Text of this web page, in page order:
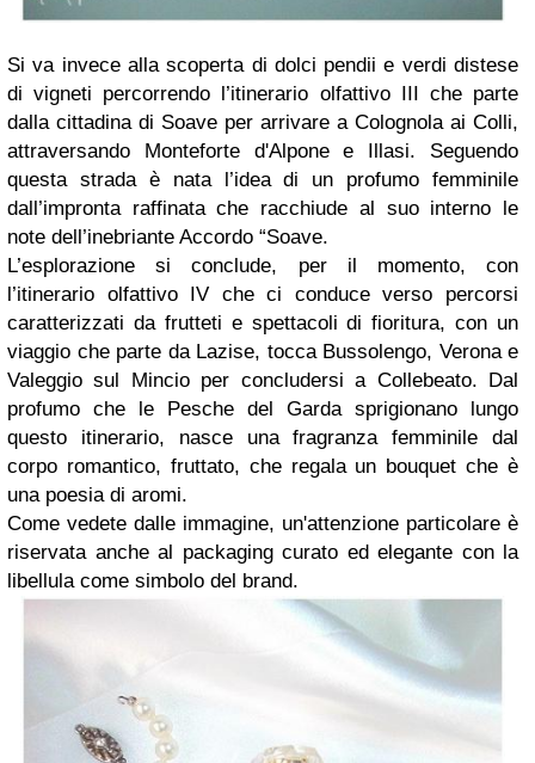
Si va invece alla scoperta di dolci pendii e verdi distese
di vigneti percorrendo l’itinerario olfattivo III che parte
dalla cittadina di Soave per arrivare a Colognola ai Colli,
attraversando Monteforte d'Alpone e Illasi. Seguendo
questa strada è nata l’idea di un profumo femminile
dall’impronta raffinata che racchiude al suo interno le
note dell’inebriante Accordo “Soave.
L’esplorazione si conclude, per il momento, con
l’itinerario olfattivo IV che ci conduce verso percorsi
caratterizzati da frutteti e spettacoli di fioritura, con un
viaggio che parte da Lazise, tocca Bussolengo, Verona e
Valeggio sul Mincio per concludersi a Collebeato. Dal
profumo che le Pesche del Garda sprigionano lungo
questo itinerario, nasce una fragranza femminile dal
corpo romantico, fruttato, che regala un bouquet che è
una poesia di aromi.
Come vedete dalle immagine, un'attenzione particolare è
riservata anche al packaging curato ed elegante con la
libellula come simbolo del brand.